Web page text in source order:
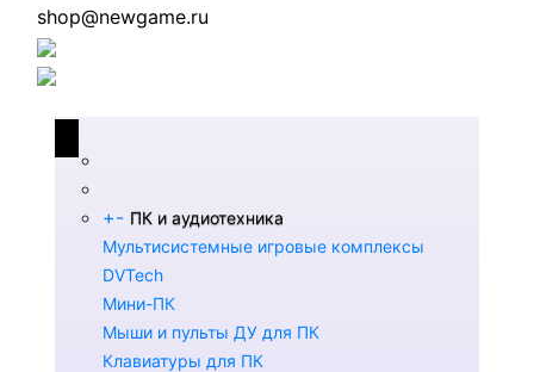
shop@newgame.ru
+- ПК и аудиотехника
Мультисистемные игровые комплексы
DVTech
Мини-ПК
Мыши и пульты ДУ для ПК
Клавиатуры для ПК